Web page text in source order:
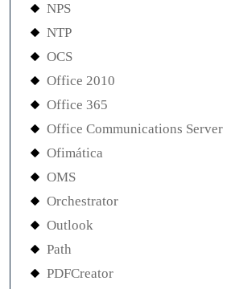
NPS
NTP
OCS
Office 2010
Office 365
Office Communications Server
Ofimática
OMS
Orchestrator
Outlook
Path
PDFCreator